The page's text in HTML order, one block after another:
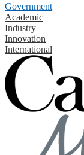
Government
Academic
Industry
Innovation
International